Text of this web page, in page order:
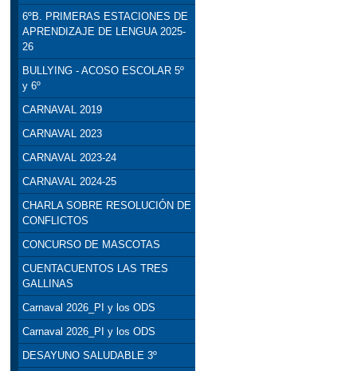
6ºB. PRIMERAS ESTACIONES DE
APRENDIZAJE DE LENGUA 2025-
26
BULLYING - ACOSO ESCOLAR 5º
y 6º
CARNAVAL 2019
CARNAVAL 2023
CARNAVAL 2023-24
CARNAVAL 2024-25
CHARLA SOBRE RESOLUCIÓN DE
CONFLICTOS
CONCURSO DE MASCOTAS
CUENTACUENTOS LAS TRES
GALLINAS
Carnaval 2026_PI y los ODS
Carnaval 2026_PI y los ODS
DESAYUNO SALUDABLE 3º